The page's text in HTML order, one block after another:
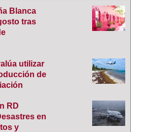
Blanca
tras
utilizar
de
RD
en
y